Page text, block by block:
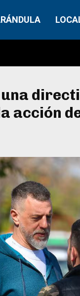
una
acción